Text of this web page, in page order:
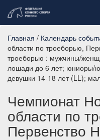
Главная / Календарь
области по троеборью,
троеборью : мужчины/
лошади до 6 лет; юниоры/
девушки 14-18 лет (LL);
Чемпионат
области по
Первенство